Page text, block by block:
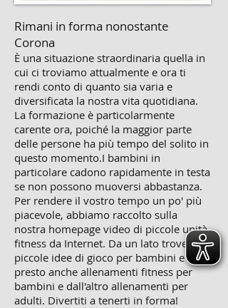
Rimani in forma nonostante
Corona
È una situazione straordinaria quella in
cui ci troviamo attualmente e ora ti
rendi conto di quanto sia varia e
diversificata la nostra vita quotidiana.
La formazione è particolarmente
carente ora, poiché la maggior parte
delle persone ha più tempo del solito in
questo momento.I bambini in
particolare cadono rapidamente in testa
se non possono muoversi abbastanza.
Per rendere il vostro tempo un po' più
piacevole, abbiamo raccolto sulla
nostra homepage video di piccole unità
fitness da Internet. Da un lato troverai
piccole idee di gioco per bambini e
presto anche allenamenti fitness per
bambini e dall'altro allenamenti per
adulti. Divertiti a tenerti in forma!